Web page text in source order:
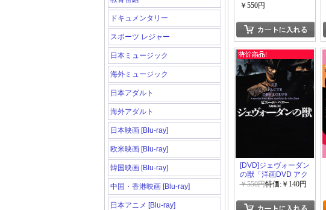
ドキュメンタリー
スポーツ レジャー
日本ミュージック
海外ミュージック
日本アダルト
海外アダルト
日本映画 [Blu-ray]
欧米映画 [Blu-ray]
韓国映画 [Blu-ray]
中国・香港映画 [Blu-ray]
日本アニメ [Blu-ray]
￥550円
[DVD]ジェヴォーダン
の獣「洋画DVD アク
ション」
￥550円特価:￥140円